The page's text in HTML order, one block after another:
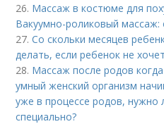
26. Массаж в костюме для
Вакуумно-роликовый массаж:
27.Со скольки месяцев
делать, если ребенок не
28. Массаж после родов
умный женский организм
уже в процессе родов, нужно
специально?